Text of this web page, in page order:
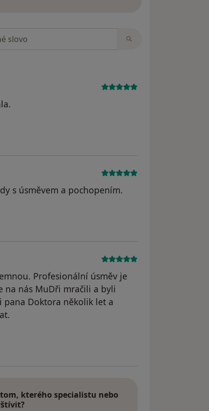
s úsměvem a pochopením.
Profesionální úsměv je
na nás MuDři mračili a byli
pana Doktora několik let a
kterého specialistu nebo